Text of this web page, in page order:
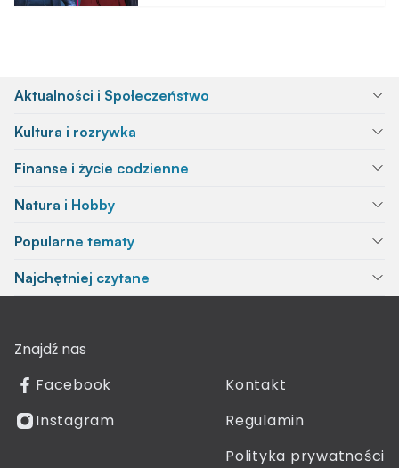
Aktualności i Społeczeństwo
Kultura i rozrywka
Finanse i życie codzienne
Natura i Hobby
Popularne tematy
Najchętniej czytane
Znajdź nas
Facebook
Instagram
Kontakt
Regulamin
Polityka prywatności